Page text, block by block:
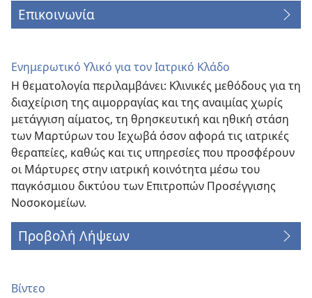
Επικοινωνία
Ενημερωτικό Υλικό για τον Ιατρικό Κλάδο
Η θεματολογία περιλαμβάνει: Κλινικές μεθόδους για τη
διαχείριση της αιμορραγίας και της αναιμίας χωρίς
μετάγγιση αίματος, τη θρησκευτική και ηθική στάση
των Μαρτύρων του Ιεχωβά όσον αφορά τις ιατρικές
θεραπείες, καθώς και τις υπηρεσίες που προσφέρουν
οι Μάρτυρες στην ιατρική κοινότητα μέσω του
παγκόσμιου δικτύου των Επιτροπών Προσέγγισης
Νοσοκομείων.
Προβολή Λήψεων
Βίντεο